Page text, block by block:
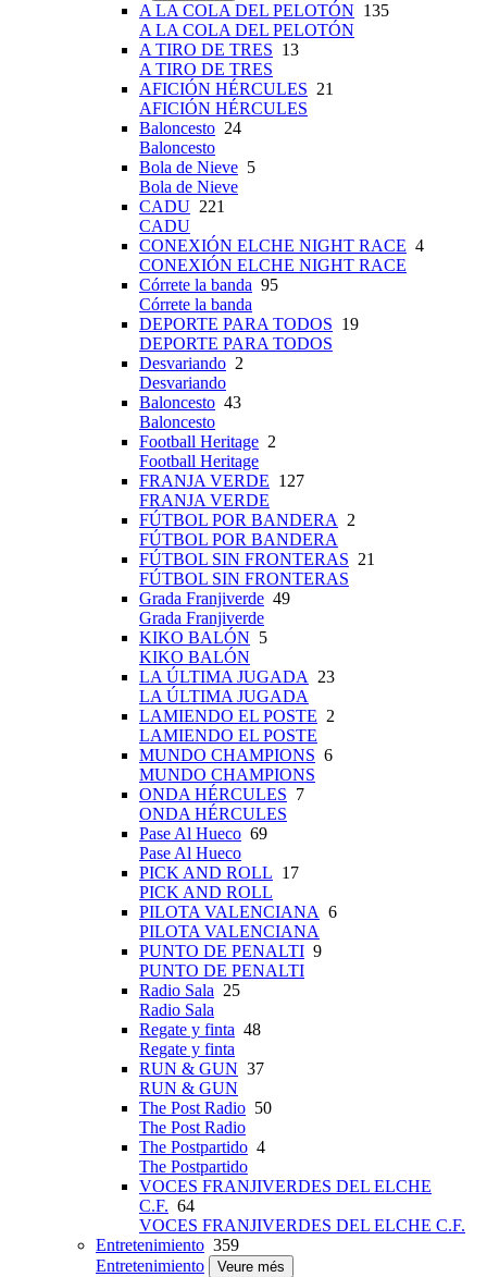
A LA COLA DEL PELOTÓN 135
A LA COLA DEL PELOTÓN
A TIRO DE TRES 13
A TIRO DE TRES
AFICIÓN HÉRCULES 21
AFICIÓN HÉRCULES
Baloncesto 24
Baloncesto
Bola de Nieve 5
Bola de Nieve
CADU 221
CADU
CONEXIÓN ELCHE NIGHT RACE 4
CONEXIÓN ELCHE NIGHT RACE
Córrete la banda 95
Córrete la banda
DEPORTE PARA TODOS 19
DEPORTE PARA TODOS
Desvariando 2
Desvariando
Baloncesto 43
Baloncesto
Football Heritage 2
Football Heritage
FRANJA VERDE 127
FRANJA VERDE
FÚTBOL POR BANDERA
2
FÚTBOL POR BANDERA
FÚTBOL SIN FRONTERAS 21
FÚTBOL SIN FRONTERAS
Grada Franjiverde 49
Grada Franjiverde
KIKO BALÓN 5
KIKO BALÓN
LA ÚLTIMA JUGADA
23
LA ÚLTIMA JUGADA
LAMIENDO EL POSTE 2
LAMIENDO EL POSTE
MUNDO CHAMPIONS 6
MUNDO CHAMPIONS
ONDA HÉRCULES 7
ONDA HÉRCULES
Pase Al Hueco 69
Pase Al Hueco
PICK AND ROLL 17
PICK AND ROLL
PILOTA VALENCIANA 6
PILOTA VALENCIANA
PUNTO DE PENALTI 9
PUNTO DE PENALTI
Radio Sala 25
Radio Sala
Regate y finta 48
Regate y finta
RUN & GUN 37
RUN & GUN
The Post Radio 50
The Post Radio
The Postpartido 4
The Postpartido
VOCES FRANJIVERDES DEL ELCHE
C.F. 64
VOCES FRANJIVERDES DEL ELCHE C.F.
Entretenimiento 359
Entretenimiento
Veure més